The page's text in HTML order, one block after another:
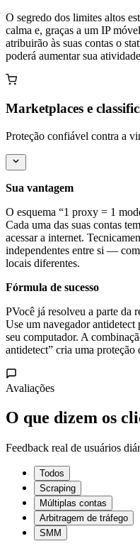
O segredo dos limites altos
calma e, graças a um IP
atribuirão às suas contas o
poderá aumentar sua
Marketplaces e
Proteção confiável contra a
Sua vantagem
O esquema “1 proxy = 1
Cada uma das suas contas
acessar a internet.
independentes entre si —
locais diferentes.
Fórmula de sucesso
PVocê já resolveu a parte da
Use um navegador antidetect
seu computador. A
antidetect” cria uma proteção
Avaliações
O que dizem os
Feedback real de usuários
Todos
Scraping
Múltiplas contas
Arbitragem de tráfego
SMM